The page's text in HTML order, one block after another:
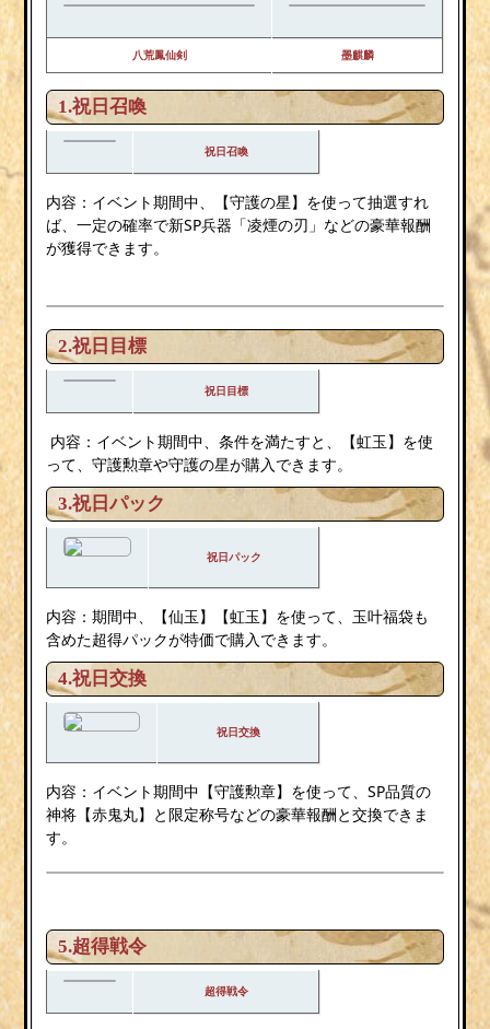
八荒鳳仙剣 墨麒麟
1.祝日召喚
祝日召喚
内容：イベント期間中、【守護の星】を使って抽選すれ
ば、一定の確率で新SP兵器「凌煙の刃」などの豪華報酬
が獲得できます。
2.祝日目標
祝日目標
内容：イベント期間中、条件を満たすと、【虹玉】を使
って、守護勲章や守護の星が購入できます。
3.祝日パック
祝日パック
内容：期間中、【仙玉】【虹玉】を使って、玉叶福袋も
含めた超得パックが特価で購入できます。
4.祝日交換
祝日交換
内容：イベント期間中【守護勲章】を使って、SP品質の
神将【赤鬼丸】と限定称号などの豪華報酬と交換できま
す。
5.超得戦令
超得戦令